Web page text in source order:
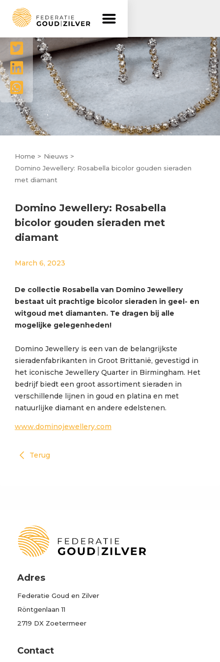
Delen




Home > Nieuws >
Domino Jewellery: Rosabella bicolor gouden sieraden
met diamant
Domino Jewellery: Rosabella
bicolor gouden sieraden met
diamant
March 6, 2023
De collectie Rosabella van Domino Jewellery
bestaat uit prachtige bicolor sieraden in geel- en
witgoud met diamanten. Te dragen bij alle
mogelijke gelegenheden!
Domino Jewellery is een van de belangrijkste
sieradenfabrikanten in Groot Brittanië, gevestigd in
het iconische Jewellery Quarter in Birmingham. Het
bedrijf biedt een groot assortiment sieraden in
verschillende lijnen in goud en platina en met
natuurlijke diamant en andere edelstenen.
www.dominojewellery.com
Terug
Adres
Federatie Goud en Zilver
Röntgenlaan 11
2719 DX Zoetermeer
Contact